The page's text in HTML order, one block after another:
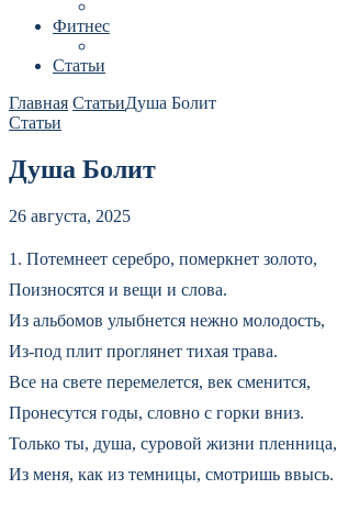
Фитнес
Статьи
Главная СтатьиДуша Болит
Статьи
Душа Болит
26 августа, 2025
1. Потемнеет серебро, померкнет золото,
Поизносятся и вещи и слова.
Из альбомов улыбнется нежно молодость,
Из-под плит проглянет тихая трава.
Все на свете перемелется, век сменится,
Пронесутся годы, словно с горки вниз.
Только ты, душа, суровой жизни пленница,
Из меня, как из темницы, смотришь ввысь.